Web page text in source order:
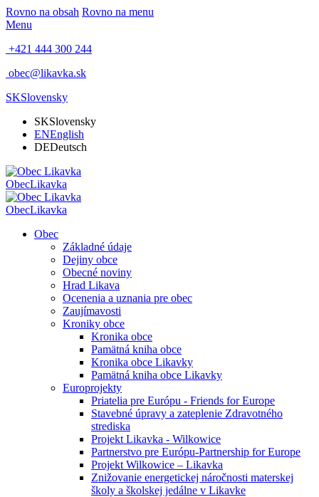
Rovno na obsah Rovno na menu
Menu
+421 444 300 244
obec@likavka.sk
SKSlovensky
SKSlovensky
ENEnglish
DEDeutsch
ObecLikavka
ObecLikavka
Obec
Základné údaje
Dejiny obce
Obecné noviny
Hrad Likava
Ocenenia a uznania pre obec
Zaujímavosti
Kroniky obce
Kronika obce
Pamätná kniha obce
Kronika obce Likavky
Pamätná kniha obce Likavky
Europrojekty
Priatelia pre Európu - Friends for Europe
Stavebné úpravy a zateplenie Zdravotného
strediska
Projekt Likavka - Wilkowice
Partnerstvo pre Európu-Partnership for Europe
Projekt Wilkowice – Likavka
Znižovanie energetickej náročnosti materskej
školy a školskej jedálne v Likavke